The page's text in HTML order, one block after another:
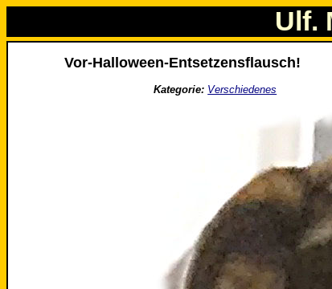
Ulf.
Vor-Halloween-Entsetzensflausch!
Kategorie: Verschiedenes